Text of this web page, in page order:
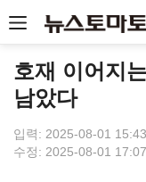
호재 이어지
남았다
입력: 2025-08-01
수정: 2025-08-01